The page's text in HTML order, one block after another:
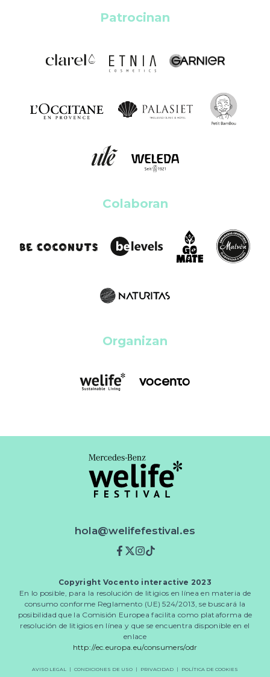
Patrocinan
Colaboran
Organizan
hola@welifefestival.es
Facebook
Twitter
Instagram
Copyright Vocento interactive 2023
En lo posible, para la resolución de litigios en línea en materia de
consumo conforme Reglamento (UE) 524/2013, se buscará la
posibilidad que la Comisión Europea facilita como plataforma de
resolución de litigios en línea y que se encuentra disponible en el
enlace
http://ec.europa.eu/consumers/odr
AVISO LEGAL CONDICIONES DE USO PRIVACIDAD POLÍTICA DE COOKIES